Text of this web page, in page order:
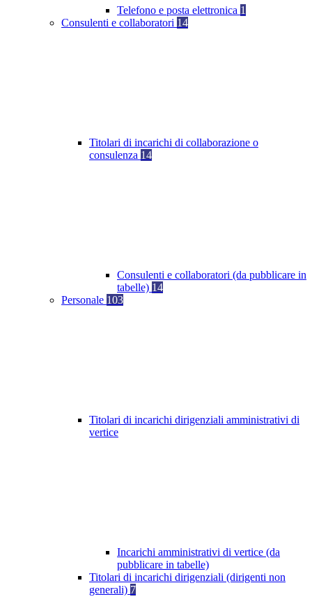
Telefono e posta elettronica 1
Consulenti e collaboratori 14
Titolari di incarichi di collaborazione o
consulenza 14
Consulenti e collaboratori (da pubblicare in
tabelle) 14
Personale 103
Titolari di incarichi dirigenziali amministrativi di
vertice
Incarichi amministrativi di vertice (da
pubblicare in tabelle)
Titolari di incarichi dirigenziali (dirigenti non
generali) 7